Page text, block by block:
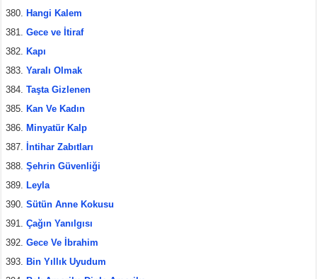
Hangi Kalem
Gece ve İtiraf
Kapı
Yaralı Olmak
Taşta Gizlenen
Kan Ve Kadın
Minyatür Kalp
İntihar Zabıtları
Şehrin Güvenliği
Leyla
Sütün Anne Kokusu
Çağın Yanılgısı
Gece Ve İbrahim
Bin Yıllık Uyudum